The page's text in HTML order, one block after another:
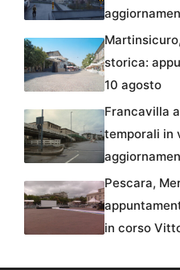
storica:
10 agosto
Francavilla
temporali in
Pescara,
in corso